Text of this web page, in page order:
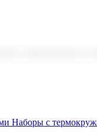
мероприятия и
Наборы с